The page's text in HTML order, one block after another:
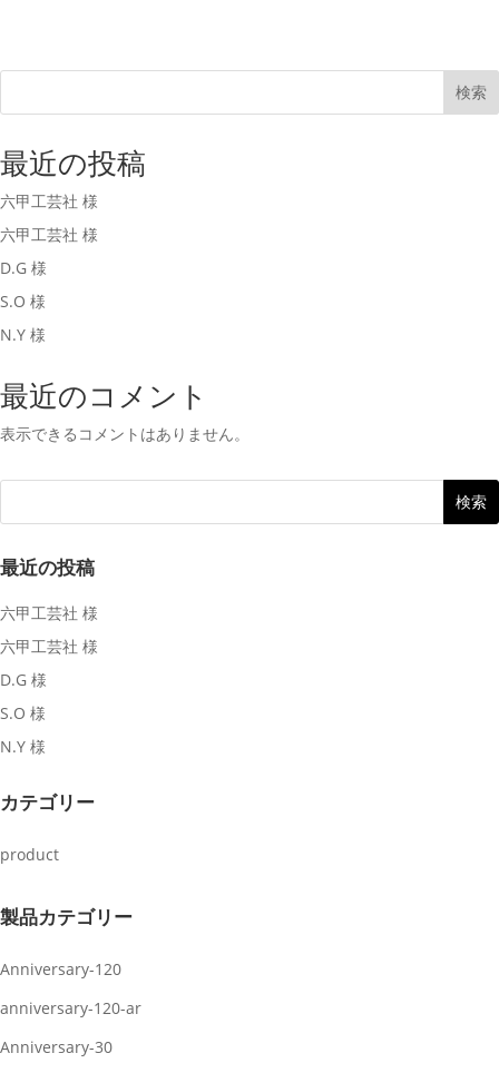
検索
最近の投稿
六甲工芸社 様
六甲工芸社 様
D.G 様
S.O 様
N.Y 様
最近のコメント
表示できるコメントはありません。
最近の投稿
六甲工芸社 様
六甲工芸社 様
D.G 様
S.O 様
N.Y 様
カテゴリー
product
製品カテゴリー
Anniversary-120
anniversary-120-ar
Anniversary-30